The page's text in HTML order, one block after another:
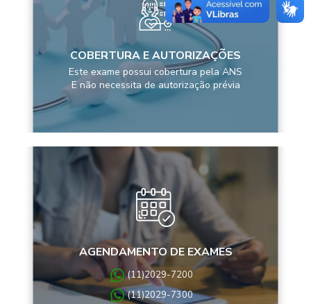
COBERTURA E AUTORIZAÇÕES
Este exame possui cobertura pela ANS
E não necessita de autorização prévia
AGENDAMENTO DE EXAMES
(11)2029-7200
(11)2029-7300